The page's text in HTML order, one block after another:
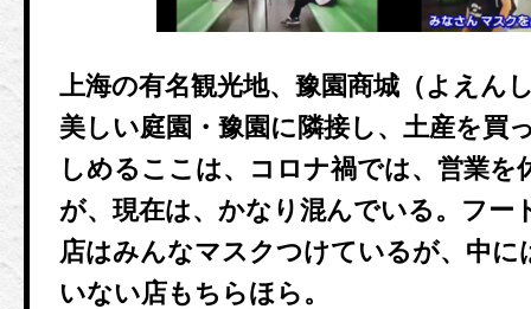
上海の有名観光地、豫園商城（よえん
美しい庭園・豫園に隣接し、土産を買
しめるここは、コロナ禍では、営業を
が、現在は、かなり混んでいる。フー
店はみんなマスクつけているが、中に
いない店もちらほら。